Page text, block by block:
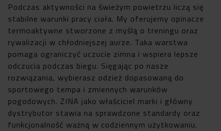
Podczas aktywności na świeżym powietrzu liczą się
stabilne warunki pracy ciała. My oferujemy opinacze
termoaktywne stworzone z myślą o treningu oraz
rywalizacji w chłodniejszej aurze. Taka warstwa
pomaga ograniczyć uczucie zimna i wspiera lepsze
odczucia podczas biegu. Sięgając po nasze
rozwiązania, wybierasz odzież dopasowaną do
sportowego tempa i zmiennych warunków
pogodowych. ZINA jako właściciel marki i główny
dystrybutor stawia na sprawdzone standardy oraz
funkcjonalność ważną w codziennym użytkowaniu.